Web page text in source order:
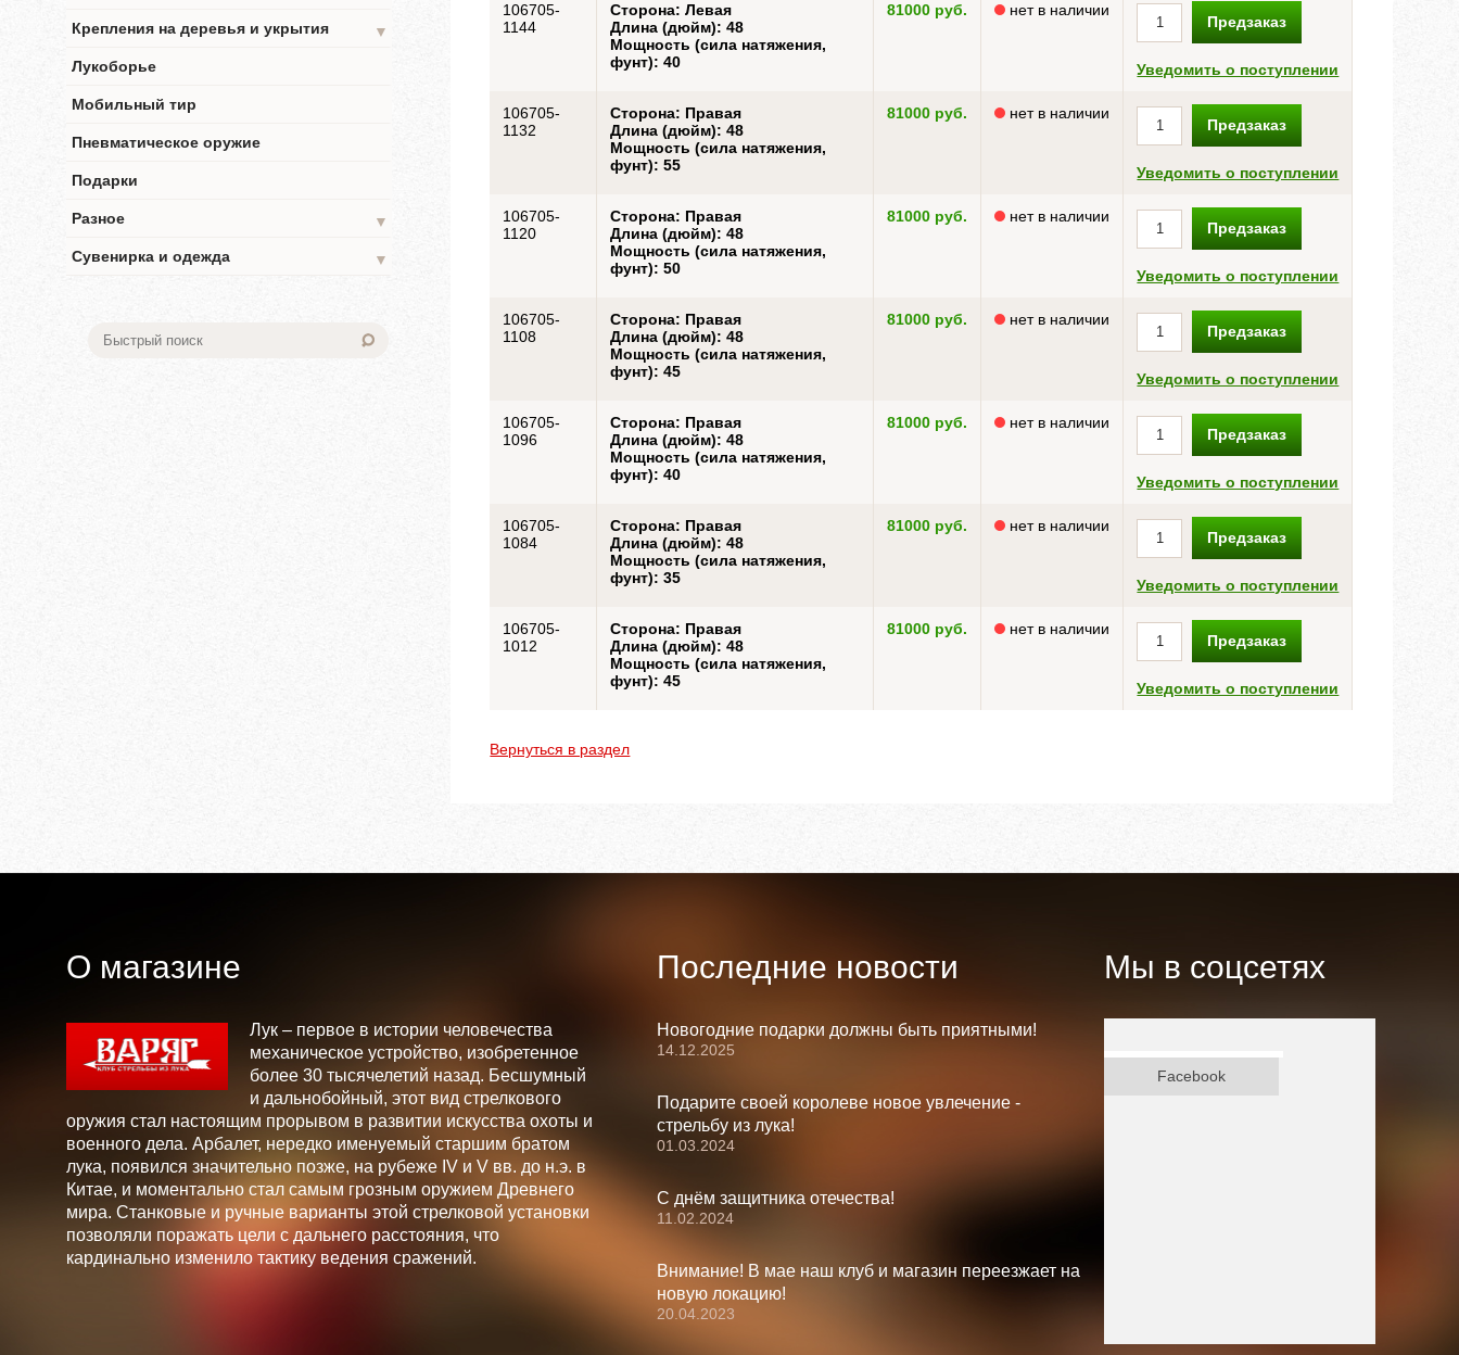
Крепления на деревья и укрытия
▼
Лукоборье
Мобильный тир
Пневматическое оружие
Подарки
Разное
▼
Сувенирка и одежда
▼
106705-
1144
Сторона: Левая
Длина (дюйм): 48
Мощность (сила натяжения,
фунт): 40
81000 руб. нет в наличии
Предзаказ
Уведомить о поступлении
106705-
1132
Сторона: Правая
Длина (дюйм): 48
Мощность (сила натяжения,
фунт): 55
81000 руб. нет в наличии
Предзаказ
Уведомить о поступлении
106705-
1120
Сторона: Правая
Длина (дюйм): 48
Мощность (сила натяжения,
фунт): 50
81000 руб. нет в наличии
Предзаказ
Уведомить о поступлении
106705-
1108
Сторона: Правая
Длина (дюйм): 48
Мощность (сила натяжения,
фунт): 45
81000 руб. нет в наличии
Предзаказ
Уведомить о поступлении
106705-
1096
Сторона: Правая
Длина (дюйм): 48
Мощность (сила натяжения,
фунт): 40
81000 руб. нет в наличии
Предзаказ
Уведомить о поступлении
106705-
1084
Сторона: Правая
Длина (дюйм): 48
Мощность (сила натяжения,
фунт): 35
81000 руб. нет в наличии
Предзаказ
Уведомить о поступлении
106705-
1012
Сторона: Правая
Длина (дюйм): 48
Мощность (сила натяжения,
фунт): 45
81000 руб. нет в наличии
Предзаказ
Уведомить о поступлении
Вернуться в раздел
О магазине
Лук – первое в истории человечества
механическое устройство, изобретенное
более 30 тысячелетий назад. Бесшумный
и дальнобойный, этот вид стрелкового
оружия стал настоящим прорывом в развитии искусства охоты и
военного дела. Арбалет, нередко именуемый старшим братом
лука, появился значительно позже, на рубеже IV и V вв. до н.э. в
Китае, и моментально стал самым грозным оружием Древнего
мира. Станковые и ручные варианты этой стрелковой установки
позволяли поражать цели с дальнего расстояния, что
кардинально изменило тактику ведения сражений.
Последние новости
Новогодние подарки должны быть приятными!
14.12.2025
Подарите своей королеве новое увлечение -
стрельбу из лука!
01.03.2024
С днём защитника отечества!
11.02.2024
Внимание! В мае наш клуб и магазин переезжает на
новую локацию!
20.04.2023
Мы в соцсетях
Facebook